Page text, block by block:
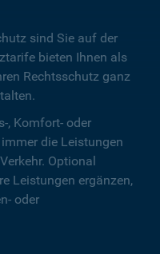
sind Sie auf der
bieten Ihnen als
Rechtsschutz ganz
, Komfort- oder
die Leistungen
Optional
Leistungen ergänzen,
oder